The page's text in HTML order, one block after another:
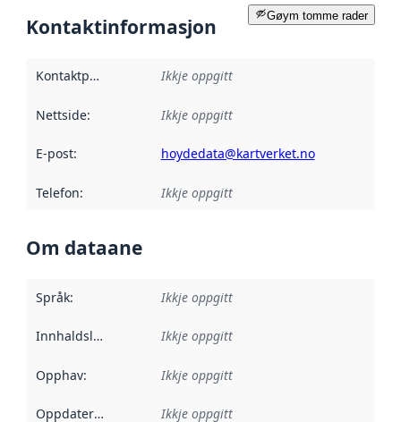
Gøym tomme rader
Kontaktinformasjon
Kontaktpunkt Ikkje oppgitt
Nettside: Ikkje oppgitt
E-post: hoydedata@kartverket.no
Telefon: Ikkje oppgitt
Om dataane
Språk: Ikkje oppgitt
Innhaldsleverandørar :
Ikkje oppgitt
Opphav: Ikkje oppgitt
Oppdateringsfrekvens :
Ikkje oppgitt